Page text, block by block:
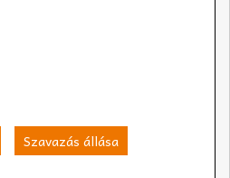
Szavazás állása